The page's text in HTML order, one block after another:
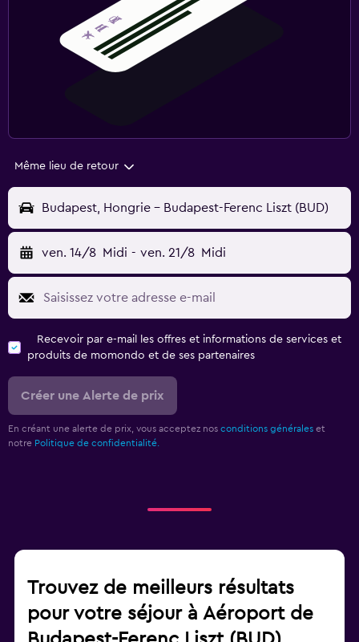
Même lieu de retour
Budapest, Hongrie - Budapest-Ferenc Liszt (BUD)
ven. 14/8 Midi - ven. 21/8 Midi
Recevoir par e-mail les offres et informations de services et
produits de momondo et de ses partenaires
Créer une Alerte de prix
En créant une alerte de prix, vous acceptez nos conditions générales et
notre Politique de confidentialité.
Trouvez de meilleurs résultats
pour votre séjour à Aéroport de